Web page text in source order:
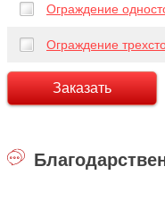
Ограждение
Ограждение
Заказать